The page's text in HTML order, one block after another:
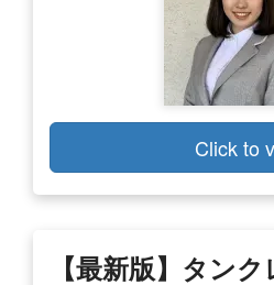
Click to
【最新版】タン